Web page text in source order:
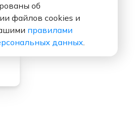
Сергей
Погорелый
об
файлов cookies и
правилами
данных.